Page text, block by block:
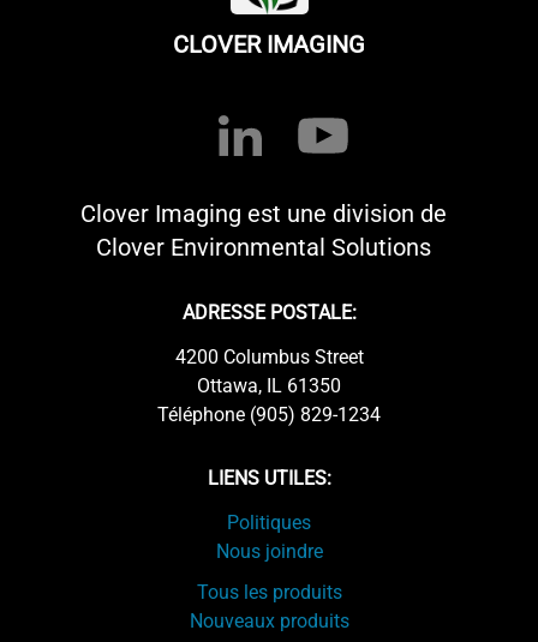
CLOVER IMAGING
Clover Imaging est une division de
Clover Environmental Solutions
ADRESSE POSTALE:
4200 Columbus Street
Ottawa, IL 61350
Téléphone (905) 829-1234
LIENS UTILES:
Politiques
Nous joindre
Tous les produits
Nouveaux produits